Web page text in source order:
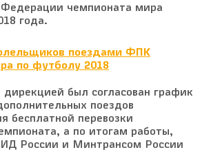
Федерации чемпионата мира
года.
поездами ФПК
по футболу 2018
дирекцией был согласован график
поездов
бесплатной перевозки
а по итогам работы,
России и Минтрансом России